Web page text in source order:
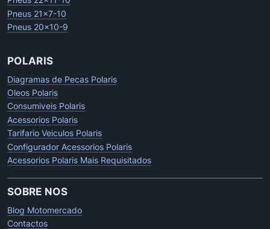
Pneus 21x7-10
Pneus 20x10-9
POLARIS
Diagramas de Pecas Polaris
Oleos Polaris
Consumiveis Polaris
Acessorios Polaris
Tarifario Veiculos Polaris
Configurador Acessorios Polaris
Acessorios Polaris Mais Requisitados
SOBRE NOS
Blog Motomercado
Contactos